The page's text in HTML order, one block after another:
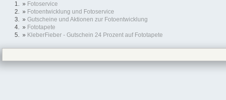
» Fotoservice
» Fotoentwicklung und Fotoservice
» Gutscheine und Aktionen zur Fotoentwicklung
» Fototapete
» KleberFieber - Gutschein 24 Prozent auf Fototapete